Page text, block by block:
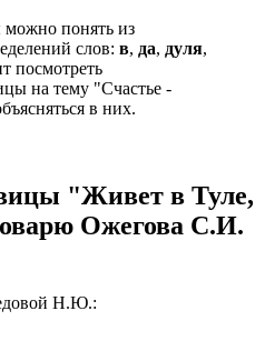
понять из
слов: в, да, дуля,
посмотреть
на тему "Счастье -
в них.
"Живет в Туле,
Ожегова С.И.
Н.Ю.: